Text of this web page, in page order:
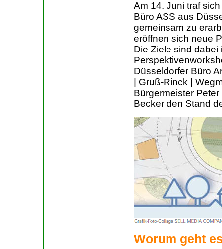
Am 14. Juni traf
Büro ASS aus
gemeinsam zu
eröffnen sich neue
Die Ziele sind dabei
Düsseldorfer Büro
| Gruß-Rinck |
Bürgermeister
Becker den Stand
Worum geht